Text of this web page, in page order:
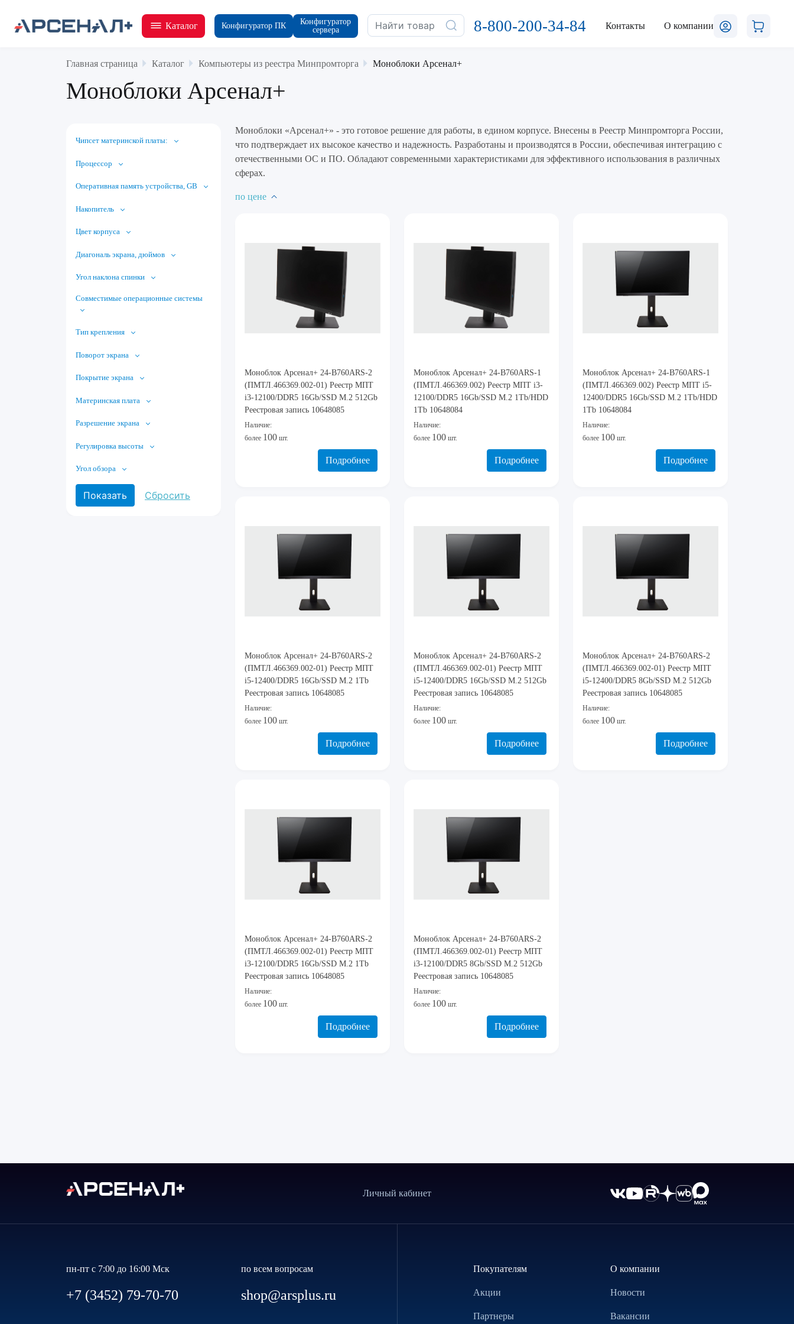
Каталог Конфигуратор ПК
Конфигуратор
сервера
8-800-200-34-84 Контакты О компании
Главная страница Каталог Компьютеры из реестра Минпромторга Моноблоки Арсенал+
Моноблоки Арсенал+
Чипсет материнской платы:
Процессор
Оперативная память устройства, GB
Накопитель
Цвет корпуса
Диагональ экрана, дюймов
Угол наклона спинки
Совместимые операционные системы
Тип крепления
Поворот экрана
Покрытие экрана
Материнская плата
Разрешение экрана
Регулировка высоты
Угол обзора
Моноблоки «Арсенал+» - это готовое решение для работы, в едином корпусе. Внесены в Реестр Минпромторга России,
что подтверждает их высокое качество и надежность. Разработаны и производятся в России, обеспечивая интеграцию с
отечественными ОС и ПО. Обладают современными характеристиками для эффективного использования в различных
сферах.
по цене
Моноблок Арсенал+ 24-B760ARS-2
(ПМТЛ.466369.002-01) Реестр МПТ
i3-12100/DDR5 16Gb/SSD M.2 512Gb
Реестровая запись 10648085
Наличие:
более 100 шт.
Подробнее
Моноблок Арсенал+ 24-B760ARS-1
(ПМТЛ.466369.002) Реестр МПТ i3-
12100/DDR5 16Gb/SSD M.2 1Tb/HDD
1Tb 10648084
Наличие:
более 100шт.
Подробнее
Моноблок Арсенал+ 24-B760ARS-1
(ПМТЛ.466369.002) Реестр МПТ i5-
12400/DDR5 16Gb/SSD M.2 1Tb/HDD
1Tb 10648084
Наличие:
более 100шт.
Подробнее
Моноблок Арсенал+ 24-B760ARS-2
(ПМТЛ.466369.002-01) Реестр МПТ
i5-12400/DDR5 16Gb/SSD M.2 1Tb
Реестровая запись 10648085
Наличие:
более 100 шт.
Подробнее
Моноблок Арсенал+ 24-B760ARS-2
(ПМТЛ.466369.002-01) Реестр МПТ
i5-12400/DDR5 16Gb/SSD M.2 512Gb
Реестровая запись 10648085
Наличие:
более 100шт.
Подробнее
Моноблок Арсенал+ 24-B760ARS-2
(ПМТЛ.466369.002-01) Реестр МПТ
i5-12400/DDR5 8Gb/SSD M.2 512Gb
Реестровая запись 10648085
Наличие:
более 100шт.
Подробнее
Моноблок Арсенал+ 24-B760ARS-2
(ПМТЛ.466369.002-01) Реестр МПТ
i3-12100/DDR5 16Gb/SSD M.2 1Tb
Реестровая запись 10648085
Наличие:
более 100 шт.
Подробнее
Моноблок Арсенал+ 24-B760ARS-2
(ПМТЛ.466369.002-01) Реестр МПТ
i3-12100/DDR5 8Gb/SSD M.2 512Gb
Реестровая запись 10648085
Наличие:
более 100шт.
Подробнее
Личный кабинет
пн-пт с 7:00 до 16:00 Мск
+7 (3452) 79-70-70
по всем вопросам
shop@arsplus.ru
Покупателям
Акции
Партнеры
О компании
Новости
Вакансии